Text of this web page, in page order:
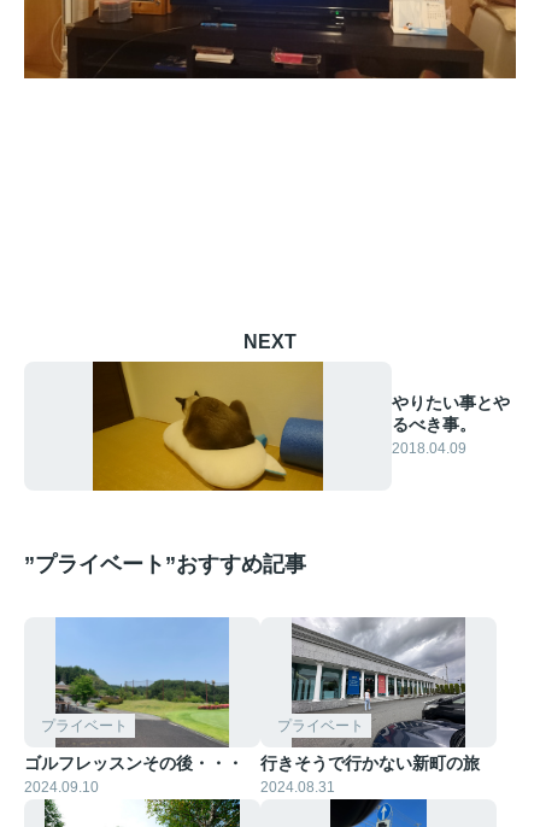
NEXT
やりたい事とや
るべき事。
2018.04.09
”プライベート”おすすめ記事
プライベート
ゴルフレッスンその後・・・
2024.09.10
プライベート
行きそうで行かない新町の旅
2024.08.31